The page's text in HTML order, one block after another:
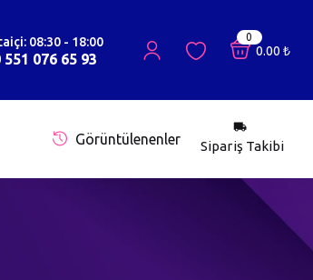
08:30 - 18:00
551 076 65 93
0
0.00₺
Görüntülenenler Sipariş Takibi